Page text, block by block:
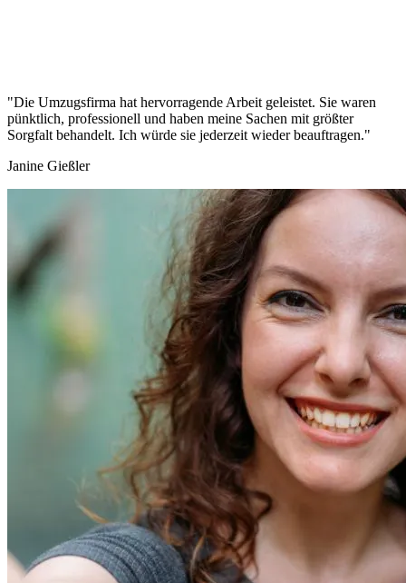
"Die Umzugsfirma hat hervorragende Arbeit geleistet. Sie waren
pünktlich, professionell und haben meine Sachen mit größter
Sorgfalt behandelt. Ich würde sie jederzeit wieder beauftragen."
Janine Gießler